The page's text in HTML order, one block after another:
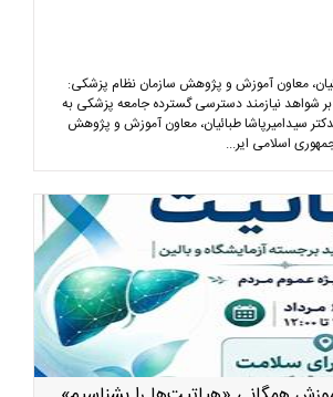
معاون آموزش و پژوهش سازمان نظام پزشکی:
شواهد نیازمند دسترسی گسترده جامعه پزشکی به
سیدامیرپاشا طبائیان، معاون آموزش و پژوهش
اسلامی ایر...